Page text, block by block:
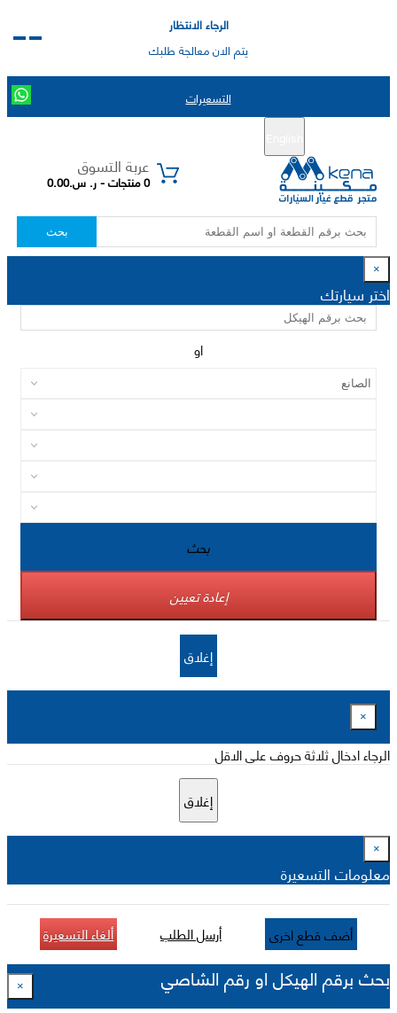
الرجاء الانتظار
يتم الان معالجة طلبك
التسعيرات
عربة التسوق
0 منتجات - ر. س.0.00
بحث
×
اختر سيارتك
او
بحث
إعادة تعيين
إغلاق
×
الرجاء ادخال ثلاثة حروف على الاقل
إغلاق
×
معلومات التسعيرة
أضف قطع اخرى أرسل الطلب ألغاء التسعيرة
بحث برقم الهيكل او رقم الشاصي ×